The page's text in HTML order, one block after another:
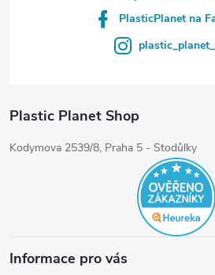
PlasticPlanet na
Plastic Planet Shop
Kodymova 2539/8, Praha 5 - Stodůlky
Informace pro vás